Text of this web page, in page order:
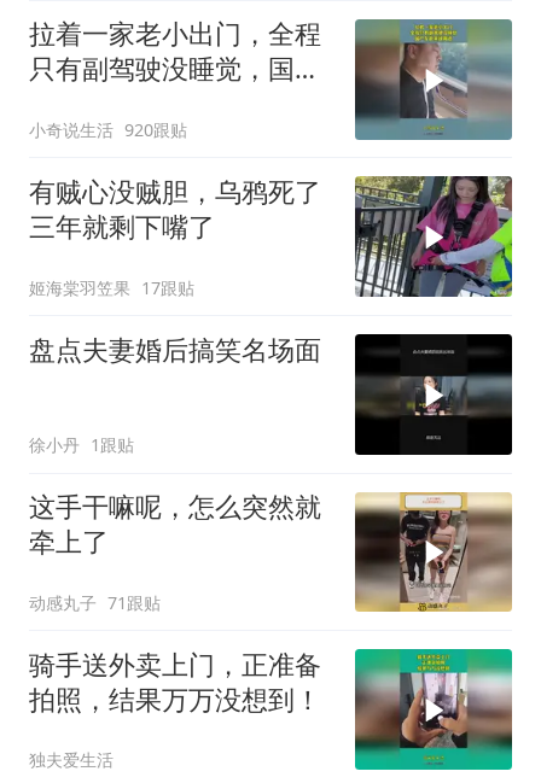
拉着一家老小出门，全程
只有副驾驶没睡觉，国产
小奇说生活 920跟贴
有贼心没贼胆，乌鸦死了
三年就剩下嘴了
姬海棠羽笠果 17跟贴
盘点夫妻婚后搞笑名场面
徐小丹 1跟贴
这手干嘛呢，怎么突然就
牵上了
动感丸子 71跟贴
骑手送外卖上门，正准备
拍照，结果万万没想到！
独夫爱生活